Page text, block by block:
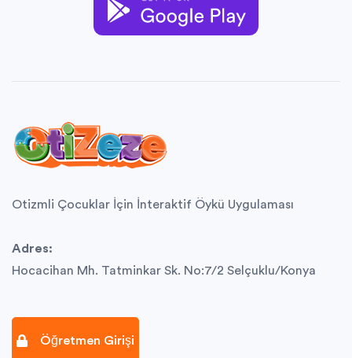
Otizmli Çocuklar İçin İnteraktif Öykü Uygulaması
Adres:
Hocacihan Mh. Tatminkar Sk. No:7/2 Selçuklu/Konya
Öğretmen Girişi